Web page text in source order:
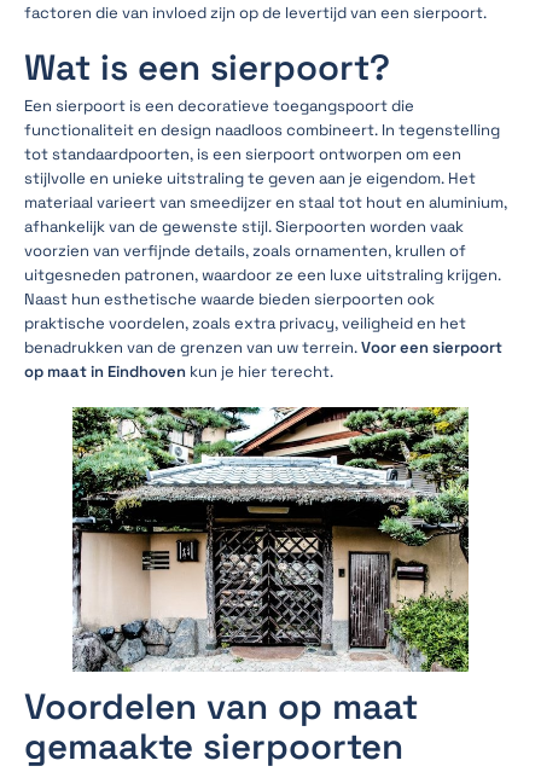
factoren die van invloed zijn op de levertijd van een sierpoort.
Wat is een sierpoort?
Een sierpoort is een decoratieve toegangspoort die
functionaliteit en design naadloos combineert. In tegenstelling
tot standaardpoorten, is een sierpoort ontworpen om een
stijlvolle en unieke uitstraling te geven aan je eigendom. Het
materiaal varieert van smeedijzer en staal tot hout en aluminium,
afhankelijk van de gewenste stijl. Sierpoorten worden vaak
voorzien van verfijnde details, zoals ornamenten, krullen of
uitgesneden patronen, waardoor ze een luxe uitstraling krijgen.
Naast hun esthetische waarde bieden sierpoorten ook
praktische voordelen, zoals extra privacy, veiligheid en het
benadrukken van de grenzen van uw terrein.Voor een sierpoort
op maat in Eindhoven kun je hier terecht.
Voordelen van op maat
gemaakte sierpoorten